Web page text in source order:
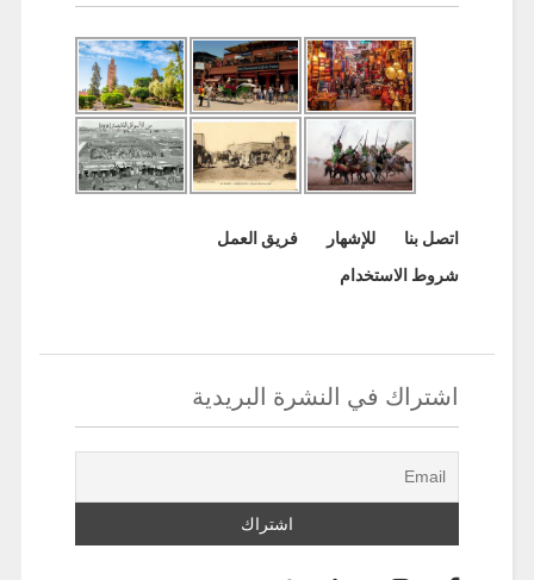
اتصل بنا للإشهار
فريق العمل
شروط الاستخدام
اشتراك في النشرة البريدية